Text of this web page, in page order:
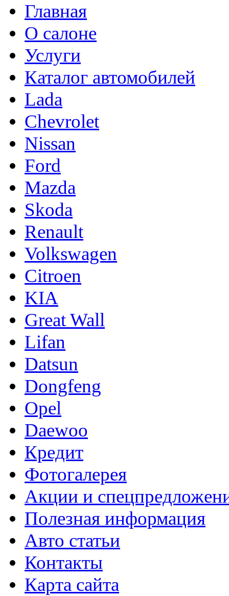
Главная
О салоне
Услуги
Каталог автомобилей
Lada
Chevrolet
Nissan
Ford
Mazda
Skoda
Renault
Volkswagen
Citroen
KIA
Great Wall
Lifan
Datsun
Dongfeng
Opel
Daewoo
Кредит
Фотогалерея
Акции и
Полезная информация
Авто статьи
Контакты
Карта сайта